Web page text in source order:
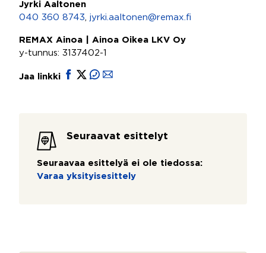
Jyrki Aaltonen
040 360 8743
jyrki.aaltonen@remax.fi
REMAX Ainoa | Ainoa Oikea LKV Oy
y-tunnus: 3137402-1
Jaa linkki
Seuraavat esittelyt
Seuraavaa esittelyä ei ole tiedossa:
Varaa yksityisesittely